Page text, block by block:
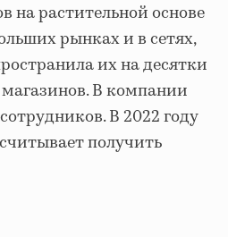
на растительной основе
рынках и в сетях,
их на десятки
В компании
В 2022 году
получить